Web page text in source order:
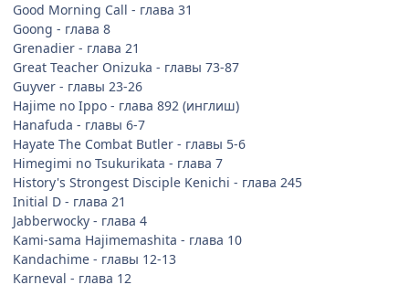
Good Morning Call - глава 31
Goong - глава 8
Grenadier - глава 21
Great Teacher Onizuka - главы 73-87
Guyver - главы 23-26
Hajime no Ippo - глава 892 (инглиш)
Hanafuda - главы 6-7
Hayate The Combat Butler - главы 5-6
Himegimi no Tsukurikata - глава 7
History's Strongest Disciple Kenichi - глава 245
Initial D - глава 21
Jabberwocky - глава 4
Kami-sama Hajimemashita - глава 10
Kandachime - главы 12-13
Karneval - глава 12